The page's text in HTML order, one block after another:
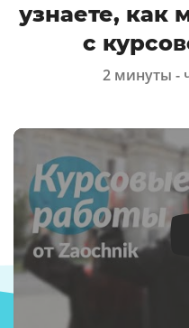
узнаете,
с
2 минуты -